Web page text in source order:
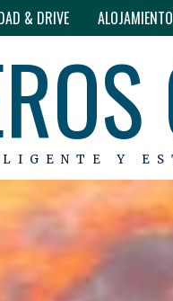
& DRIVE
Y